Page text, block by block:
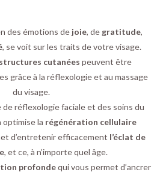
des émotions de joie, de gratitude,
, se voit sur les traits de votre visage.
structures cutanées peuvent être
grâce à la réflexologie et au massage
du visage.
de réflexologie faciale et des soins du
optimise la régénération cellulaire
d’entretenir efficacement l’éclat de
, et ce, à n’importe quel âge.
profondequi vous permet d’ancrer